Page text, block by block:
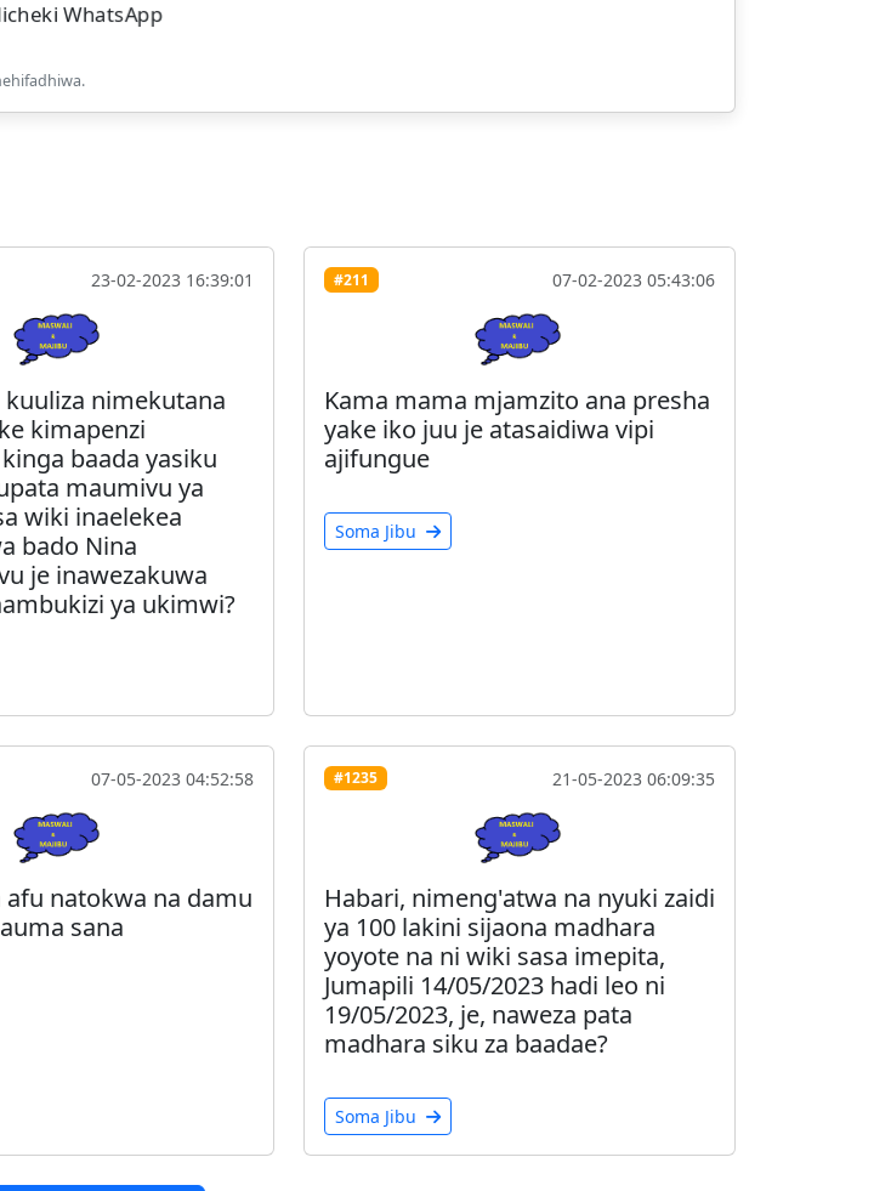
WhatsApp
23-02-2023 16:39:01
nimekutana
kimapenzi
baada yasiku
maumivu ya
wiki inaelekea
bado Nina
je inawezakuwa
ya ukimwi?
#211 07-02-2023 05:43:06
Kama mama mjamzito ana presha
yake iko juu je atasaidiwa vipi
ajifungue
Soma Jibu
07-05-2023 04:52:58
natokwa na damu
sana
#1235 21-05-2023 06:09:35
Habari, nimeng'atwa na nyuki zaidi
ya 100 lakini sijaona madhara
yoyote na ni wiki sasa imepita,
Jumapili 14/05/2023 hadi leo ni
19/05/2023, je, naweza pata
madhara siku za baadae?
Soma Jibu